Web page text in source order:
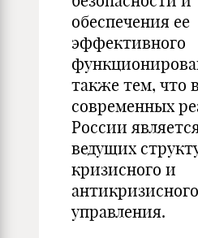
обеспечения ее
эффективного
также тем, что в
современных
России
ведущих
кризисного и
антикризисного
управления.